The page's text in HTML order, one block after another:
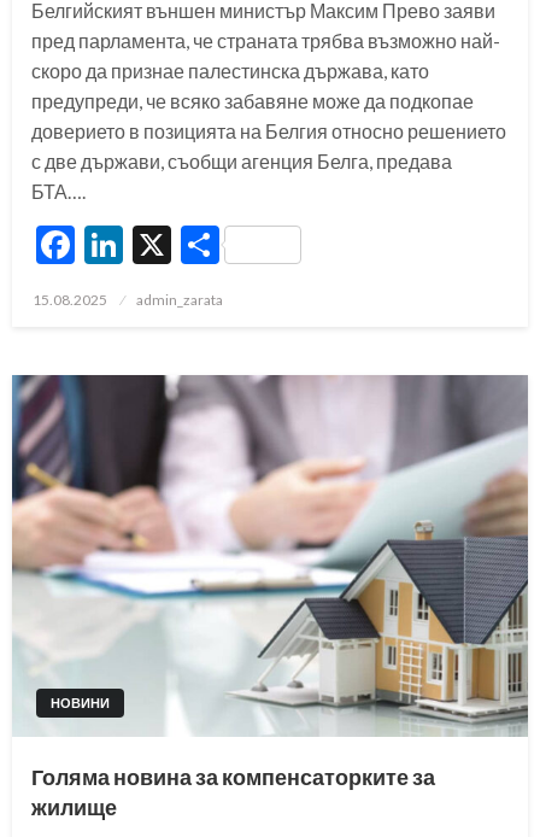
Белгийският външен министър Максим Прево заяви
пред парламента, че страната трябва възможно най-
скоро да признае палестинска държава, като
предупреди, че всяко забавяне може да подкопае
доверието в позицията на Белгия относно решението
с две държави, съобщи агенция Белга, предава
БТА….
Facebook
LinkedIn
X Share
Posted
15.08.2025 admin_zarata
НОВИНИ
Голяма новина за компенсаторките за
жилище